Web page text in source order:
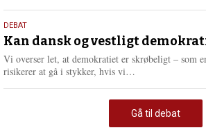
18.
maj
2026
DEBAT
Kan dansk og vestligt
Vi overser let, at demokratiet er skrøbeligt – som
risikerer at gå i stykker, hvis vi…
m
e
Gå til debat